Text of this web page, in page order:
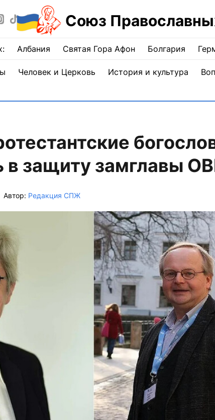
Союз
Албания Святая Гора Афон Болгария
Человек и Церковь История и культура
в защиту замглавы
Автор: Редакция СПЖ